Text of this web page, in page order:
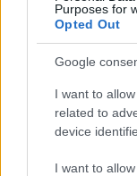
Purposes for
Opted Out
Google
I want to
related to
device
I want to
του ΣΥΡΙΖΑ
Ποια είναι η
οδικά έργα
Δυτ. Αττική: